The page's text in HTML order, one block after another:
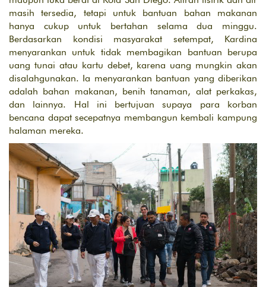
masih tersedia, tetapi untuk bantuan bahan makanan
hanya cukup untuk bertahan selama dua minggu.
Berdasarkan kondisi masyarakat setempat, Kardina
menyarankan untuk tidak membagikan bantuan berupa
uang tunai atau kartu debet, karena uang mungkin akan
disalahgunakan. Ia menyarankan bantuan yang diberikan
adalah bahan makanan, benih tanaman, alat perkakas,
dan lainnya. Hal ini bertujuan supaya para korban
bencana dapat secepatnya membangun kembali kampung
halaman mereka.